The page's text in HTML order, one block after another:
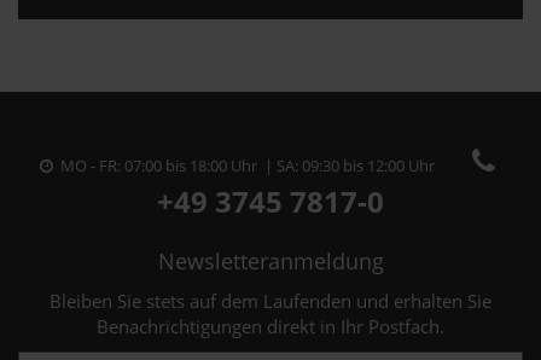
MO - FR: 07:00 bis 18:00 Uhr | SA: 09:30 bis 12:00 Uhr
+49 3745 7817-0
Newsletteranmeldung
Bleiben Sie stets auf dem Laufenden und erhalten Sie
Benachrichtigungen direkt in Ihr Postfach.